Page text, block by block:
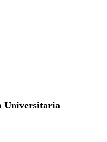
Universitaria